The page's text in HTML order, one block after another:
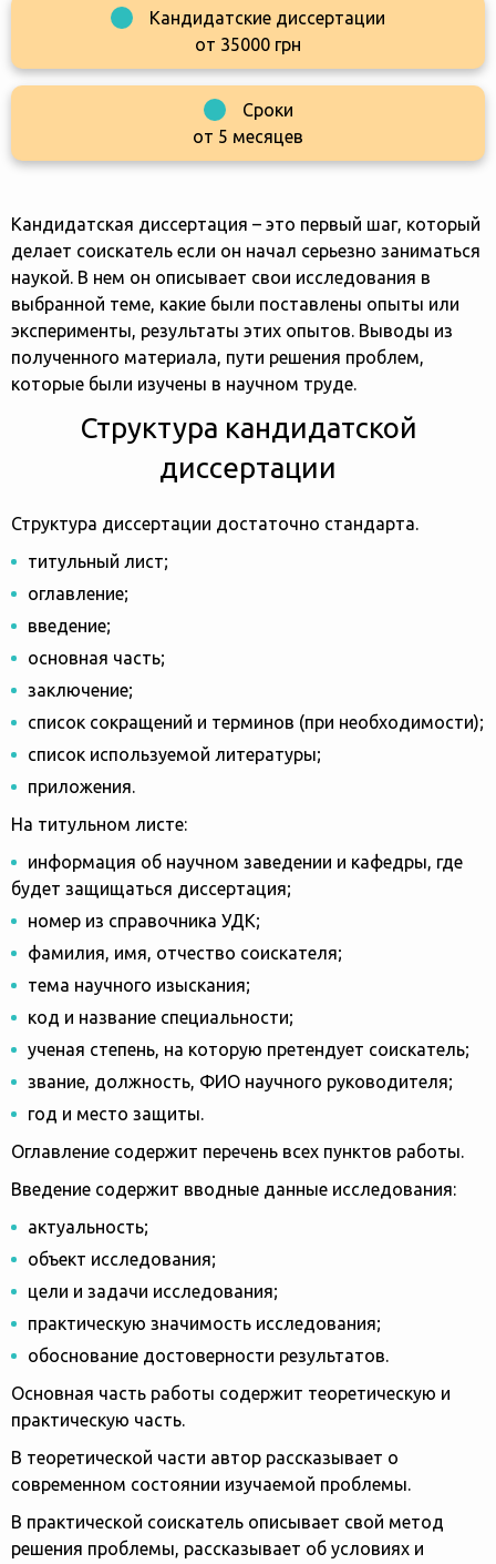
Кандидатские диссертации
от 35000 грн
Сроки
от 5 месяцев
Кандидатская диссертация – это первый шаг, который
делает соискатель если он начал серьезно заниматься
наукой. В нем он описывает свои исследования в
выбранной теме, какие были поставлены опыты или
эксперименты, результаты этих опытов. Выводы из
полученного материала, пути решения проблем,
которые были изучены в научном труде.
Структура кандидатской
диссертации
Структура диссертации достаточно стандарта.
титульный лист;
оглавление;
введение;
основная часть;
заключение;
список сокращений и терминов (при необходимости);
список используемой литературы;
приложения.
На титульном листе:
информация об научном заведении и кафедры, где
будет защищаться диссертация;
номер из справочника УДК;
фамилия, имя, отчество соискателя;
тема научного изыскания;
код и название специальности;
ученая степень, на которую претендует соискатель;
звание, должность, ФИО научного руководителя;
год и место защиты.
Оглавление содержит перечень всех пунктов работы.
Введение содержит вводные данные исследования:
актуальность;
объект исследования;
цели и задачи исследования;
практическую значимость исследования;
обоснование достоверности результатов.
Основная часть работы содержит теоретическую и
практическую часть.
В теоретической части автор рассказывает о
современном состоянии изучаемой проблемы.
В практической соискатель описывает свой метод
решения проблемы, рассказывает об условиях и